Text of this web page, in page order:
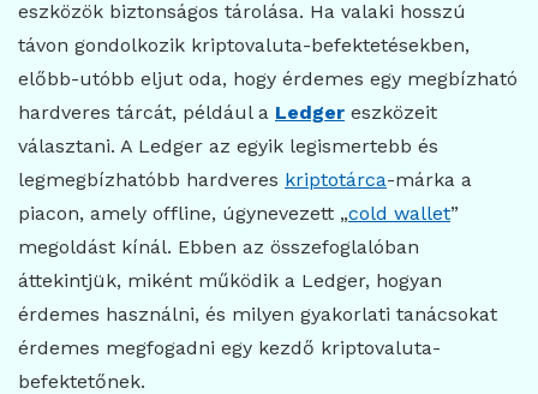
eszközök biztonságos tárolása. Ha valaki hosszú
távon gondolkozik kriptovaluta-befektetésekben,
előbb-utóbb eljut oda, hogy érdemes egy megbízható
hardveres tárcát, például a Ledger eszközeit
választani. A Ledger az egyik legismertebb és
legmegbízhatóbb hardveres kriptotárca-márka a
piacon, amely offline, úgynevezett „cold wallet”
megoldást kínál. Ebben az összefoglalóban
áttekintjük, miként működik a Ledger, hogyan
érdemes használni, és milyen gyakorlati tanácsokat
érdemes megfogadni egy kezdő kriptovaluta-
befektetőnek.